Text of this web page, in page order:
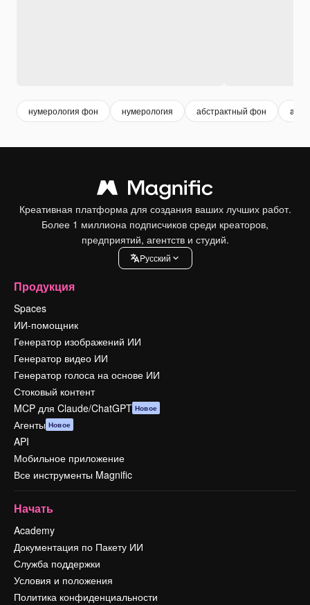
нумерология фон нумерология абстрактный фон
Креативная платформа для создания ваших лучших работ.
Более 1 миллиона подписчиков среди креаторов,
предприятий, агентств и студий.
Pусский
Продукция
Spaces
ИИ-помощник
Генератор изображений ИИ
Генератор видео ИИ
Генератор голоса на основе ИИ
Стоковый контент
MCP для Claude/ChatGPT Новое
Агенты Новое
API
Мобильное приложение
Все инструменты Magnific
Начать
Academy
Документация по Пакету ИИ
Служба поддержки
Условия и положения
Политика конфиденциальности